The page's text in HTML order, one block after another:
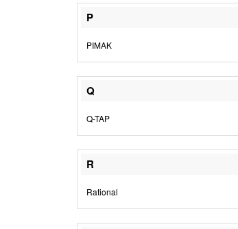
P
PIMAK
Q
Q-TAP
R
Rational